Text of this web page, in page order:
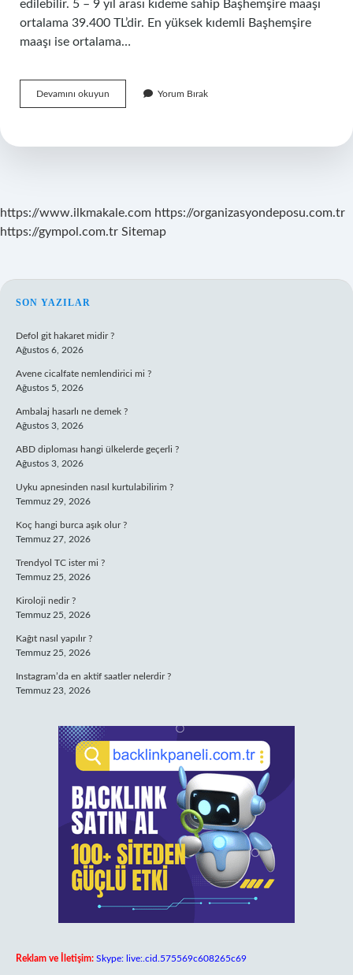
edilebilir. 5 – 9 yıl arası kıdeme sahip Başhemşire maaşı
ortalama 39.400 TL’dir. En yüksek kıdemli Başhemşire
maaşı ise ortalama…
Devamını okuyun
Başhemşire
Kadar
Yorum Bırak
https://www.ilkmakale.com https://organizasyondeposu.com.tr
https://gympol.com.tr Sitemap
SIDEBAR
SON YAZILAR
Defol git hakaret midir ?
Ağustos 6, 2026
Avene cicalfate nemlendirici mi ?
Ağustos 5, 2026
Ambalaj hasarlı ne demek ?
Ağustos 3, 2026
ABD diploması hangi ülkelerde geçerli ?
Ağustos 3, 2026
Uyku apnesinden nasıl kurtulabilirim ?
Temmuz 29, 2026
Koç hangi burca aşık olur ?
Temmuz 27, 2026
Trendyol TC ister mi ?
Temmuz 25, 2026
Kiroloji nedir ?
Temmuz 25, 2026
Kağıt nasıl yapılır ?
Temmuz 25, 2026
Instagram’da en aktif saatler nelerdir ?
Temmuz 23, 2026
Reklam ve İletişim: Skype: live:.cid.575569c608265c69